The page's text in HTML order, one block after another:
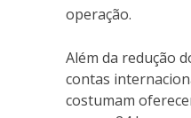
operação.
Além da redução
contas
costumam